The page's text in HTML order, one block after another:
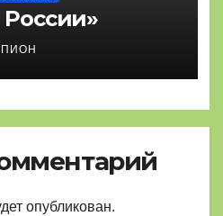
опубликован.